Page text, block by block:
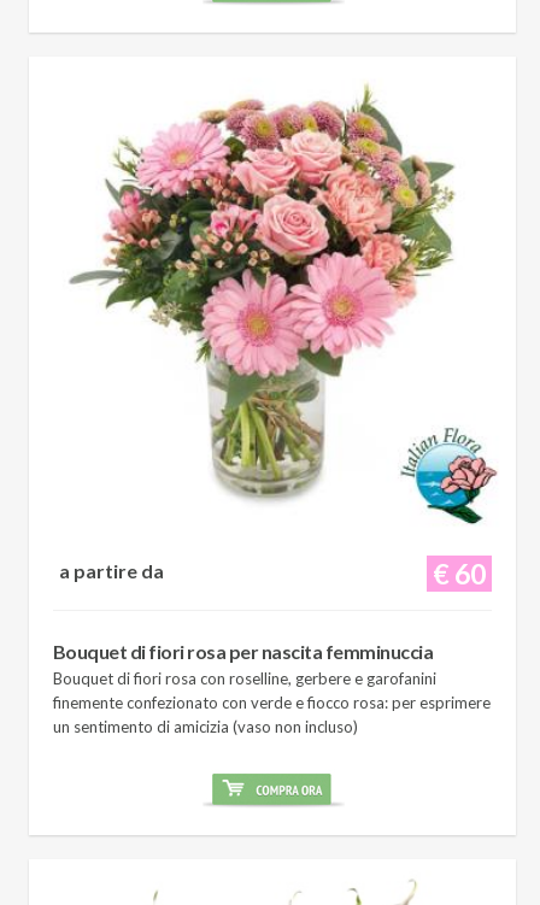
€ 60
a partire da
Bouquet di fiori rosa per nascita femminuccia
Bouquet di fiori rosa con roselline, gerbere e garofanini
finemente confezionato con verde e fiocco rosa: per esprimere
un sentimento di amicizia (vaso non incluso)